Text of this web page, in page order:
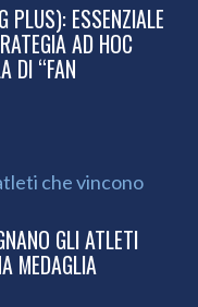
PLUS): ESSENZIALE
AD HOC
DI “FAN
GLI ATLETI
MEDAGLIA